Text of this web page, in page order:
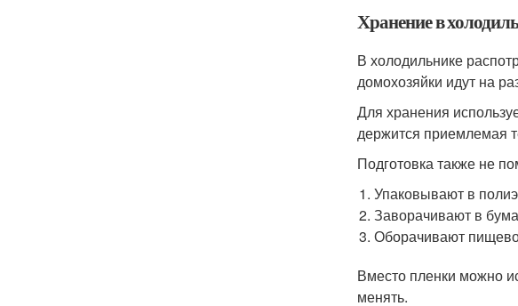
Хранение в
В холодильнике
домохозяйки идут на
Для хранения
держится приемлемая
Подготовка также не
Упаковывают в
Заворачивают в
Оборачивают
Вместо пленки можно
менять.